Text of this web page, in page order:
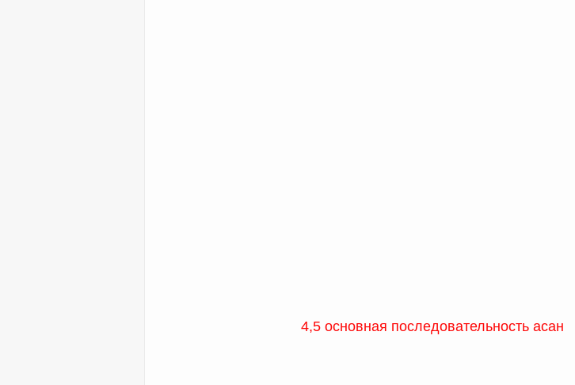
4,5 основная последовательность асан